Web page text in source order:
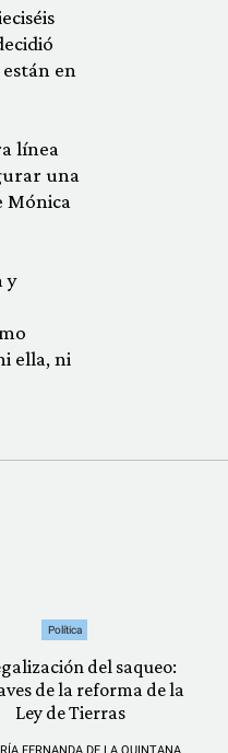
en
línea
una
Mónica
y
ella, ni
Política
del saqueo:
de la reforma de la
Ley de Tierras